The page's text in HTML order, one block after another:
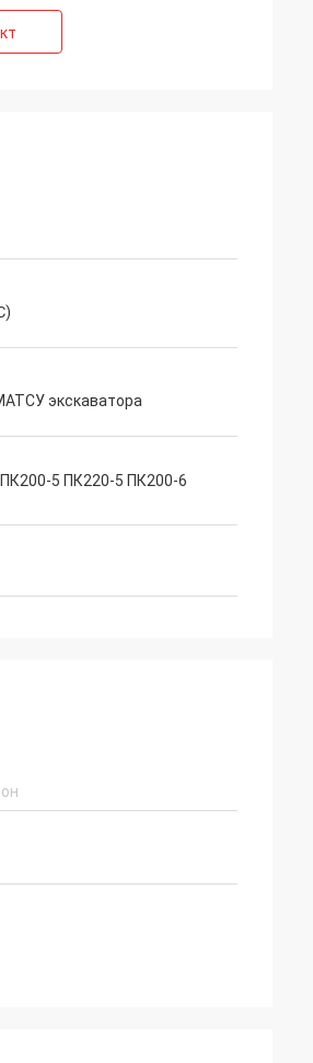
экскаватора
5 ПК220-5 ПК200-6